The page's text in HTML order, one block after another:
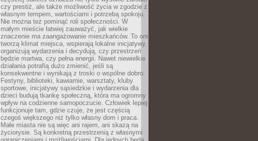
czy prestiż, ale także możliwość życia w zgodzie z
własnym tempem, wartościami i potrzebą spokoju.
Nie można też pominąć roli społeczności. W
małym mieście łatwiej zauważyć, jak wielkie
znaczenie ma zaangażowanie mieszkańców. To oni
tworzą klimat miejsca, wspierają lokalne inicjatywy,
organizują wydarzenia i decydują, czy przestrzeń
będzie martwa, czy pełna energii. Nawet niewielkie
działania potrafią dużo zmienić, jeśli są
konsekwentne i wynikają z troski o wspólne dobro.
Festyny, biblioteki, kawiarnie, warsztaty, kluby
sportowe, inicjatywy sąsiedzkie i wydarzenia dla
dzieci budują tkankę społeczną, która ma ogromny
wpływ na codzienne samopoczucie. Człowiek lepiej
funkcjonuje tam, gdzie czuje, że jest częścią
czegoś większego niż tylko własny dom i praca.
Małe miasta nie są więc ani rajem, ani skazą na
życiorysie. Są konkretną przestrzenią z własnymi